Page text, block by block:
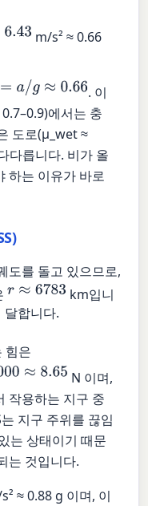
m/s² ≈ 0.66
a/ g≈0.66
. 이
에서는 충
도로(μ_wet ≈
다릅니다. 비가 올
하는 이유가 바로
도를 돌고 있으므로,
r≈6783
km입니
합니다.
힘은
N 이며,
작용하는 지구 중
지구 주위를 끊임
는 상태이기 때문
는 것입니다.
≈ 0.88 g 이며, 이